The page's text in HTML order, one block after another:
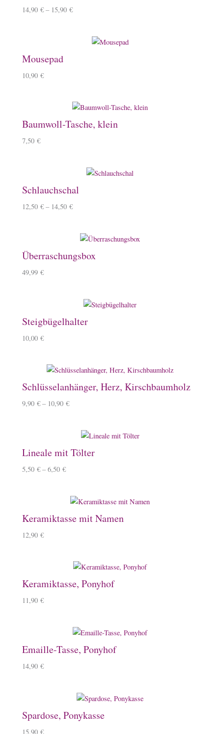
14,90 € – 15,90 €
Mousepad
10,90 €
Baumwoll-Tasche, klein
7,50 €
Schlauchschal
12,50 € – 14,50 €
Überraschungsbox
49,99 €
Steigbügelhalter
10,00 €
Schlüsselanhänger, Herz, Kirschbaumholz
9,90 € – 10,90 €
Lineale mit Tölter
5,50 € –6,50 €
Keramiktasse mit Namen
12,90 €
Keramiktasse, Ponyhof
11,90 €
Emaille-Tasse, Ponyhof
14,90 €
Spardose, Ponykasse
15,90 €